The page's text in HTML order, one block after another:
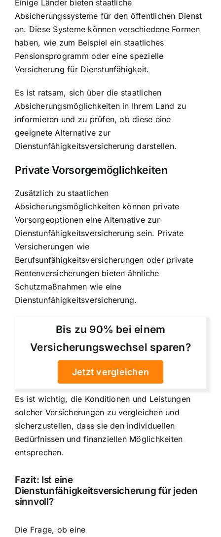
Einige Länder bieten staatliche
Absicherungssysteme für den öffentlichen Dienst
an. Diese Systeme können verschiedene Formen
haben, wie zum Beispiel ein staatliches
Pensionsprogramm oder eine spezielle
Versicherung für Dienstunfähigkeit.
Es ist ratsam, sich über die staatlichen
Absicherungsmöglichkeiten in Ihrem Land zu
informieren und zu prüfen, ob diese eine
geeignete Alternative zur
Dienstunfähigkeitsversicherung darstellen.
Private Vorsorgemöglichkeiten
Zusätzlich zu staatlichen
Absicherungsmöglichkeiten können private
Vorsorgeoptionen eine Alternative zur
Dienstunfähigkeitsversicherung sein. Private
Versicherungen wie
Berufsunfähigkeitsversicherungen oder private
Rentenversicherungen bieten ähnliche
Schutzmaßnahmen wie eine
Dienstunfähigkeitsversicherung.
Bis zu 90% bei einem
Versicherungswechsel sparen?
Jetzt vergleichen
Es ist wichtig, die Konditionen und Leistungen
solcher Versicherungen zu vergleichen und
sicherzustellen, dass sie den individuellen
Bedürfnissen und finanziellen Möglichkeiten
entsprechen.
Fazit: Ist eine
Dienstunfähigkeitsversicherung für jeden
sinnvoll?
Die Frage, ob eine